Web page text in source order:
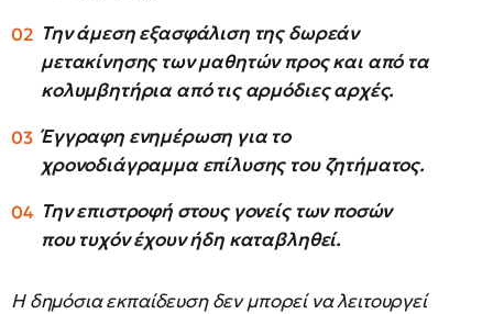
Την άμεση εξασφάλιση της δωρεάν
μετακίνησης των μαθητών προς και από τα
κολυμβητήρια από τις αρμόδιες αρχές.
Έγγραφη ενημέρωση για το
χρονοδιάγραμμα επίλυσης του ζητήματος.
Την επιστροφή στους γονείς των ποσών
που τυχόν έχουν ήδη καταβληθεί.
Η δημόσια εκπαίδευση δεν μπορεί να λειτουργεί